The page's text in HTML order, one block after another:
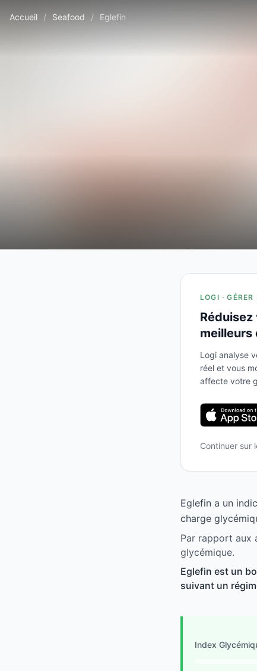
Accueil / Seafood / Eglefin
LOGI ·
meilleurs
Logi analyse
réel et vous
affecte votre
Continuer sur
Eglefin a un
charge
Par rapport aux
glycémique.
Eglefin est un
suivant un
Index